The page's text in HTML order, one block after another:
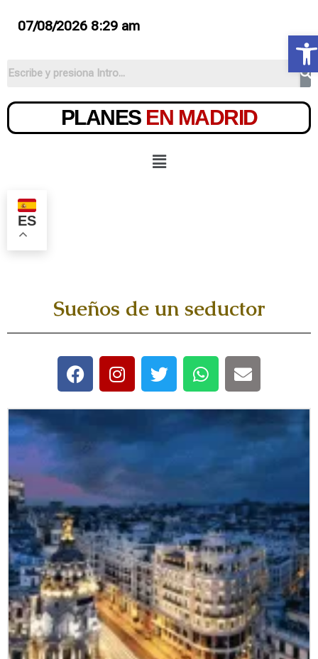
07/08/2026 8:29 am
PLANES EN MADRID
ES
Sueños de un seductor